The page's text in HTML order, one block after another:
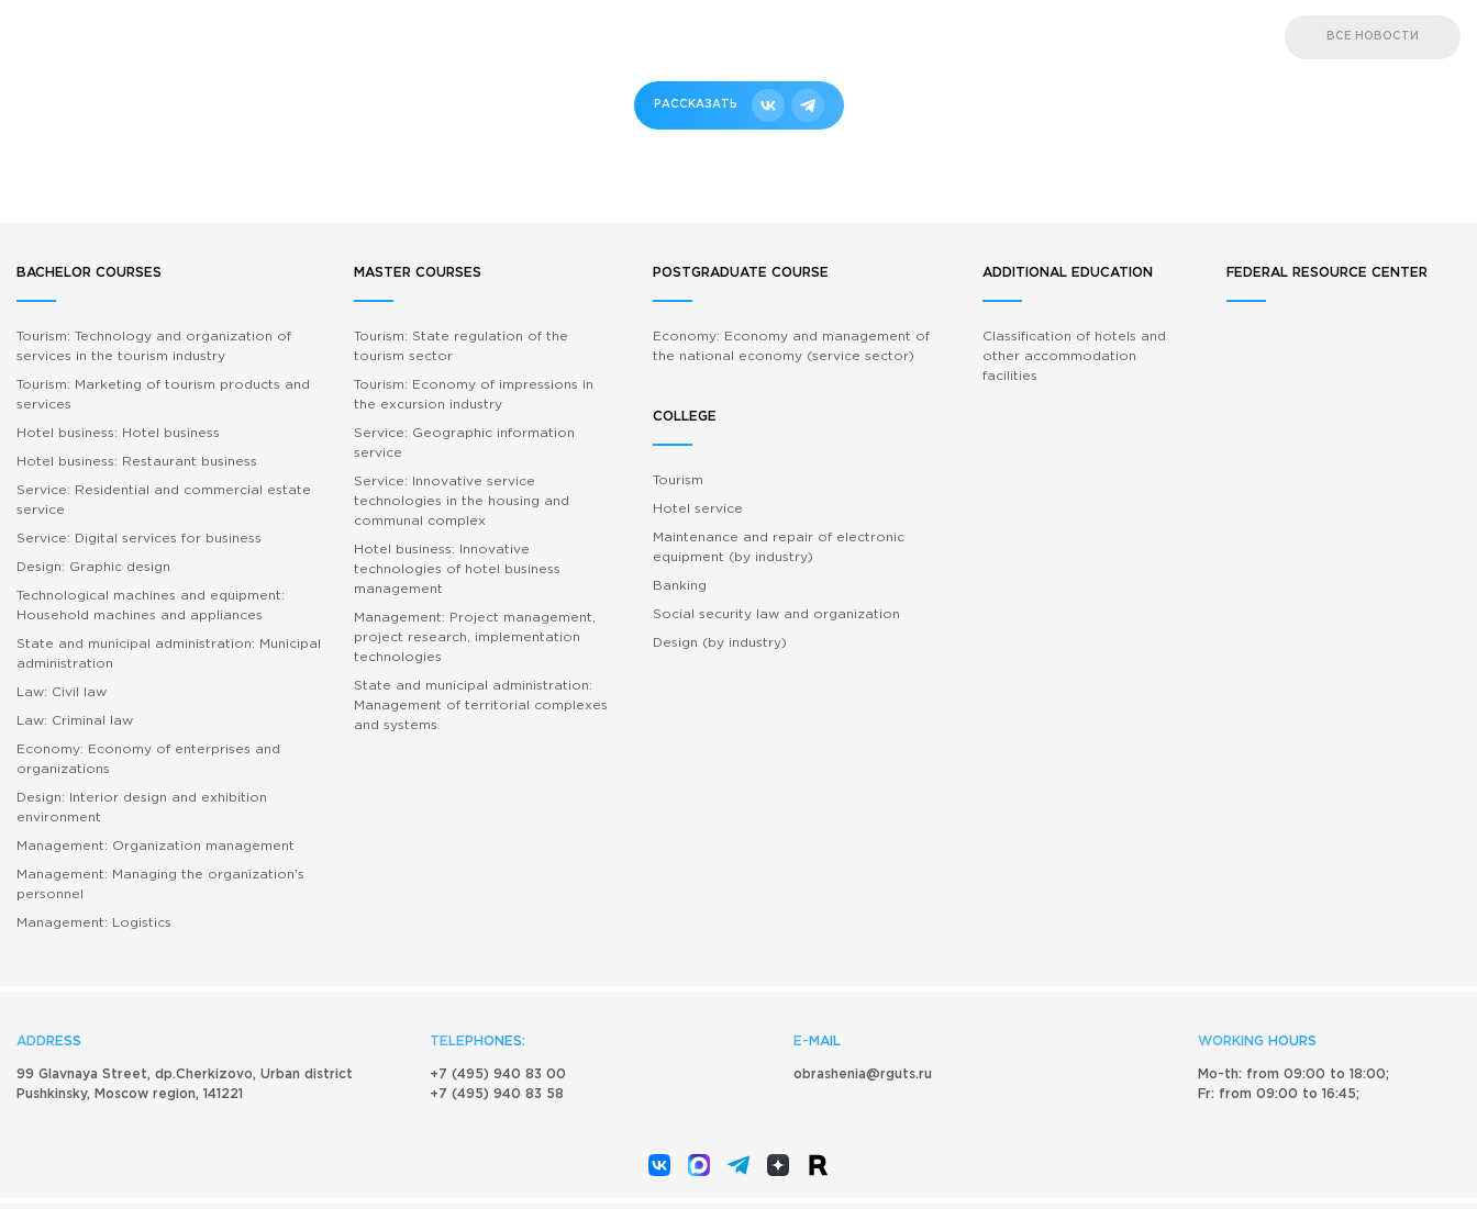
ВСЕ НОВОСТИ
РАССКАЗАТЬ
BACHELOR COURSES
Tourism: Technology and organization of
services in the tourism industry
Tourism: Marketing of tourism products and
services
Hotel business: Hotel business
Hotel business: Restaurant business
Service: Residential and commercial estate
service
Service: Digital services for business
Design: Graphic design
Technological machines and equipment:
Household machines and appliances
State and municipal administration: Municipal
administration
Law: Civil law
Law: Criminal law
Economy: Economy of enterprises and
organizations
Design: Interior design and exhibition
environment
Management: Organization management
Management: Managing the organization's
personnel
Management: Logistics
MASTER COURSES
Tourism: State regulation of the
tourism sector
Tourism: Economy of impressions in
the excursion industry
Service: Geographic information
service
Service: Innovative service
technologies in the housing and
communal complex
Hotel business: Innovative
technologies of hotel business
management
Management: Project management,
project research, implementation
technologies
State and municipal administration:
Management of territorial complexes
and systems
POSTGRADUATE COURSE
Economy: Economy and management of
the national economy (service sector)
COLLEGE
Tourism
Hotel service
Maintenance and repair of electronic
equipment (by industry)
Banking
Social security law and organization
Design (by industry)
ADDITIONAL EDUCATION
Classification of hotels and
other accommodation
facilities
FEDERAL RESOURCE CENTER
ADDRESS
99 Glavnaya Street, dp.Cherkizovo, Urban district
Pushkinsky, Moscow region, 141221
TELEPHONES:
+7 (495) 940 83 00
+7 (495) 940 83 58
E-MAIL
obrashenia@rguts.ru
WORKING HOURS
Mo-th: from 09:00 to 18:00;
Fr: from 09:00 to 16:45;